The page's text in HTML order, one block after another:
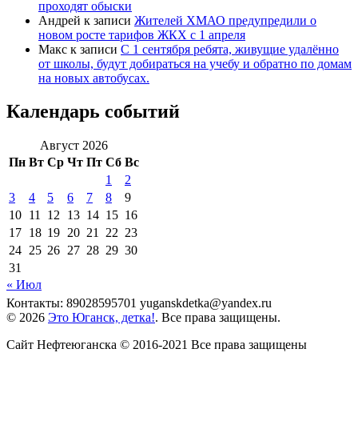
проходят обыски
Андрей к записи Жителей ХМАО предупредили о
новом росте тарифов ЖКХ с 1 апреля
Макс к записи С 1 сентября ребята, живущие удалённо
от школы, будут добираться на учебу и обратно по домам
на новых автобусах.
Календарь событий
Август 2026
Пн Вт Ср Чт Пт Сб Вс
1
2
3
4 5 6 7 8
9
10 11 12 13 14 15 16
17 18 19 20 21 22 23
24 25 26 27 28 29 30
31
« Июл
Контакты: 89028595701 yuganskdetka@yandex.ru
© 2026 Это Юганск, детка!. Все права защищены.
Сайт Нефтеюганска © 2016-2021 Все права защищены